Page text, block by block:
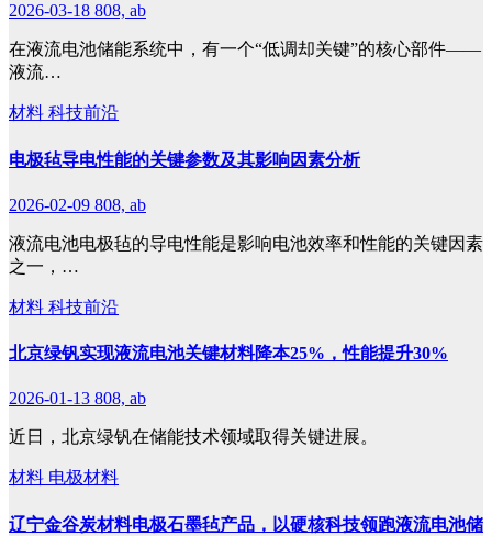
2026-03-18 808, ab
在液流电池储能系统中，有一个“低调却关键”的核心部件——
液流…
材料 科技前沿
电极毡导电性能的关键参数及其影响因素分析
2026-02-09 808, ab
液流电池电极毡的导电性能是影响电池效率和性能的关键因素
之一，…
材料 科技前沿
北京绿钒实现液流电池关键材料降本25%，性能提升30%
2026-01-13 808, ab
近日，北京绿钒在储能技术领域取得关键进展。
材料 电极材料
辽宁金谷炭材料电极石墨毡产品，以硬核科技领跑液流电池储